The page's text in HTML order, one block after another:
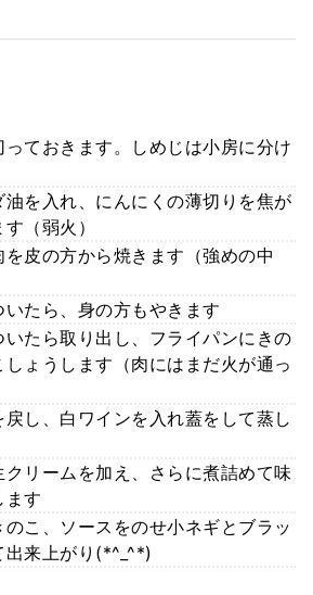
ておきます。しめじは小房に分け
を入れ、にんにくの薄切りを焦が
（弱火）
皮の方から焼きます（強めの中
たら、身の方もやきます
たら取り出し、フライパンにきの
ょうします（肉にはまだ火が通っ
し、白ワインを入れ蓋をして蒸し
リームを加え、さらに煮詰めて味
ます
こ、ソースをのせ小ネギとブラッ
出来上がり(*^_^*)